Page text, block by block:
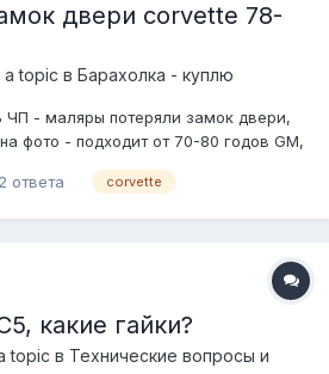
двери corvette 78-
a topic в Барахолка - куплю
ЧП - маляры потеряли замок двери,
фото - подходит от 70-80 годов GM,
2 ответа corvette
какие гайки?
topic в Технические вопросы и